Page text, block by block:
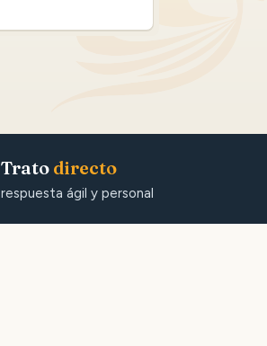
Trato directo
respuesta ágil y personal